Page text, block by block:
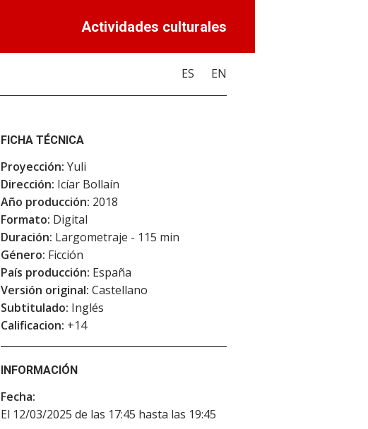
Actividades culturales
ES EN
FICHA TÉCNICA
Proyección: Yuli
Dirección: Icíar Bollaín
Año producción: 2018
Formato: Digital
Duración: Largometraje - 115 min
Género: Ficción
País producción: España
Versión original: Castellano
Subtitulado: Inglés
Calificacion: +14
INFORMACIÓN
Fecha:
El 12/03/2025 de las 17:45 hasta las 19:45